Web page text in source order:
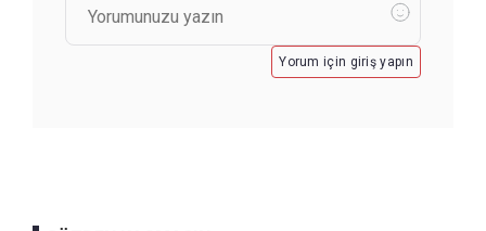
Yorum için giriş yapın